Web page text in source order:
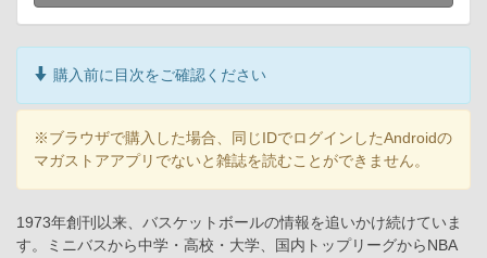
購入前に目次をご確認ください
※ブラウザで購入した場合、同じIDでログインしたAndroidの
マガストアアプリでないと雑誌を読むことができません。
1973年創刊以来、バスケットボールの情報を追いかけ続けていま
す。ミニバスから中学・高校・大学、国内トップリーグからNBA